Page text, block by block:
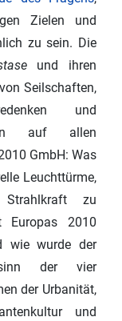
Zielen und
zu sein. Die
und ihren
Seilschaften,
und
auf allen
GmbH: Was
Leuchttürme,
Strahlkraft zu
Europas 2010
wie wurde der
der vier
der Urbanität,
und